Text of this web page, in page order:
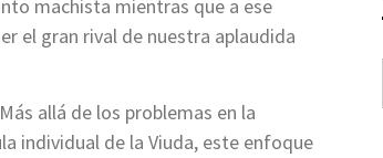
machista mientras que a ese
el gran rival de nuestra aplaudida
allá de los problemas en la
individual de la Viuda, este enfoque